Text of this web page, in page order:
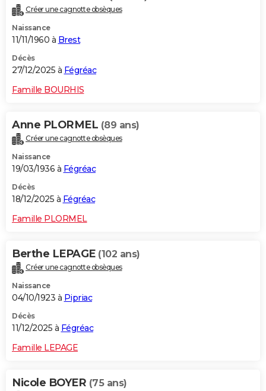
Créer une cagnotte obsèques
Naissance
11/11/1960 à Brest
Décès
27/12/2025 à Fégréac
Famille BOURHIS
Anne PLORMEL (89 ans)
Créer une cagnotte obsèques
Naissance
19/03/1936 à Fégréac
Décès
18/12/2025 à Fégréac
Famille PLORMEL
Berthe LEPAGE (102 ans)
Créer une cagnotte obsèques
Naissance
04/10/1923 à Pipriac
Décès
11/12/2025 à Fégréac
Famille LEPAGE
Nicole BOYER (75 ans)